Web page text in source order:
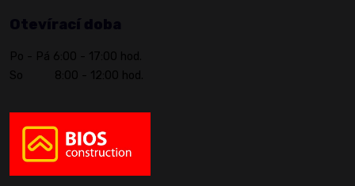
Otevírací doba
Po - Pá 6:00 - 17:00 hod.
So 8:00 - 12:00 hod.